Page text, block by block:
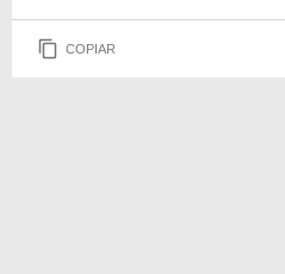
COPIAR